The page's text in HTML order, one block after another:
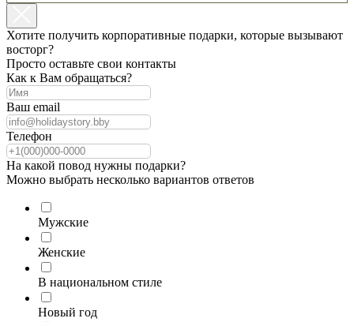
Хотите получить корпоративные подарки, которые вызывают
восторг?
Просто оставьте свои контакты
Как к Вам обращаться?
Ваш email
Телефон
На какой повод нужны подарки?
Можно выбрать несколько вариантов ответов
Мужские
Женские
В национальном стиле
Новый год